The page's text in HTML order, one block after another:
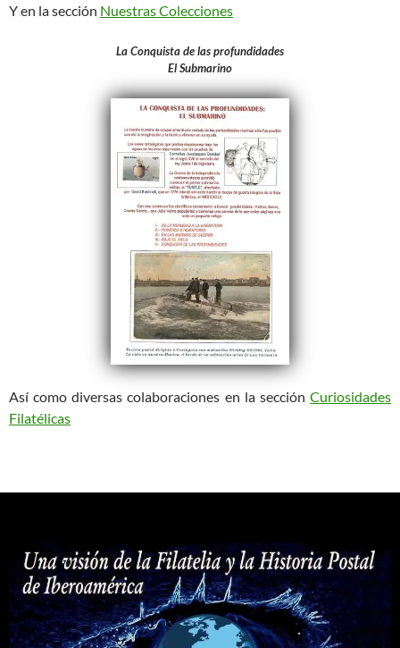
Y en la sección Nuestras Colecciones
La Conquista de las profundidades
El Submarino
Así como diversas colaboraciones en la sección Curiosidades
Filatélicas